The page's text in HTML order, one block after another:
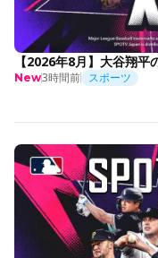
【2026年8月】大谷翔
New3時間前 スポーツ